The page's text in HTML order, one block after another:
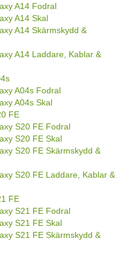
A14 Fodral
A14 Skal
A14 Skärmskydd &
A14 Laddare, Kablar &
A04s Fodral
A04s Skal
FE
S20 FE Fodral
S20 FE Skal
S20 FE Skärmskydd &
S20 FE Laddare, Kablar &
FE
S21 FE Fodral
S21 FE Skal
S21 FE Skärmskydd &